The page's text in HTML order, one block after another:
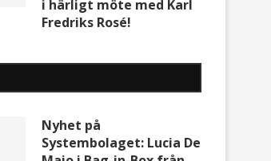
i härligt möte med Karl
Fredriks Rosé!
Nyhet på
Systembolaget: Lucia De